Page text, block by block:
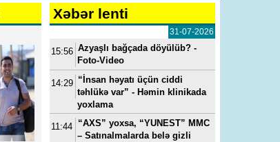
Xəbər lenti
31-07-2026
15:56 Azyaşlı bağçada döyülüb? -
Foto-Video
14:29 “İnsan həyatı üçün ciddi
təhlükə var” - Həmin klinikada
yoxlama
11:44 “AXS” yoxsa, “YUNEST” MMC
– Satınalmalarda belə gizli